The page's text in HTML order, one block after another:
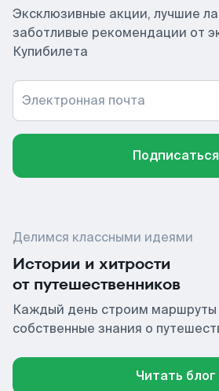
Эксклюзивные акции, лучшие
заботливые рекомендации от
Купибилета
Электронная почта
Подписаться
Делимся классными идеями
Истории и хитрости
от путешественников
Каждый день строим маршруты
собственные знания о
Читать блог